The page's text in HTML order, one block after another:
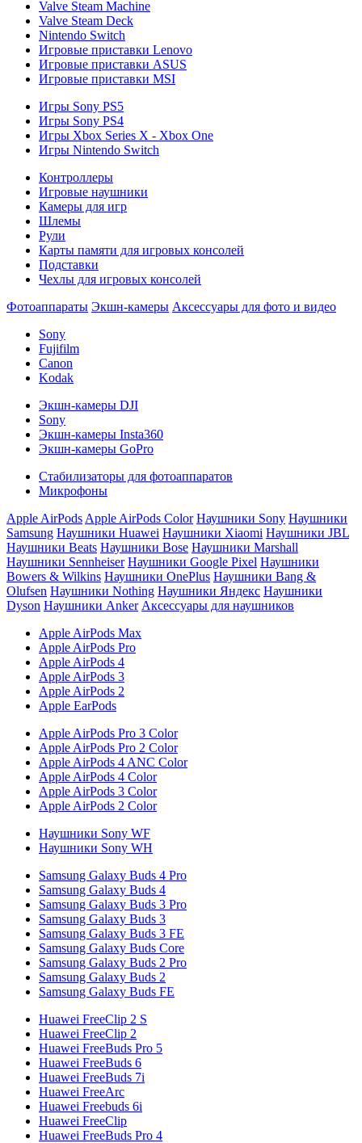
Valve Steam Machine
Valve Steam Deck
Nintendo Switch
Игровые приставки Lenovo
Игровые приставки ASUS
Игровые приставки MSI
Игры Sony PS5
Игры Sony PS4
Игры Xbox Series X - Xbox One
Игры Nintendo Switch
Контроллеры
Игровые наушники
Камеры для игр
Шлемы
Рули
Карты памяти для игровых консолей
Подставки
Чехлы для игровых консолей
Фотоаппараты Экшн-камеры Аксессуары для фото и видео
Sony
Fujifilm
Canon
Kodak
Экшн-камеры DJI
Sony
Экшн-камеры Insta360
Экшн-камеры GoPro
Стабилизаторы для фотоаппаратов
Микрофоны
Apple AirPods Apple AirPods Color Наушники Sony Наушники
Samsung Наушники Huawei Наушники Xiaomi Наушники JBL
Наушники Beats Наушники Bose Наушники Marshall
Наушники Sennheiser Наушники Google Pixel Наушники
Bowers & Wilkins Наушники OnePlus Наушники Bang &
Olufsen Наушники Nothing Наушники Яндекс Наушники
Dyson Наушники Anker Аксессуары для наушников
Apple AirPods Max
Apple AirPods Pro
Apple AirPods 4
Apple AirPods 3
Apple AirPods 2
Apple EarPods
Apple AirPods Pro 3 Color
Apple AirPods Pro 2 Color
Apple AirPods 4 ANC Color
Apple AirPods 4 Color
Apple AirPods 3 Color
Apple AirPods 2 Color
Наушники Sony WF
Наушники Sony WH
Samsung Galaxy Buds 4 Pro
Samsung Galaxy Buds 4
Samsung Galaxy Buds 3 Pro
Samsung Galaxy Buds 3
Samsung Galaxy Buds 3 FE
Samsung Galaxy Buds Core
Samsung Galaxy Buds 2 Pro
Samsung Galaxy Buds 2
Samsung Galaxy Buds FE
Huawei FreeClip 2 S
Huawei FreeClip 2
Huawei FreeBuds Pro 5
Huawei FreeBuds 6
Huawei FreeBuds 7i
Huawei FreeArc
Huawei Freebuds 6i
Huawei FreeClip
Huawei FreeBuds Pro 4